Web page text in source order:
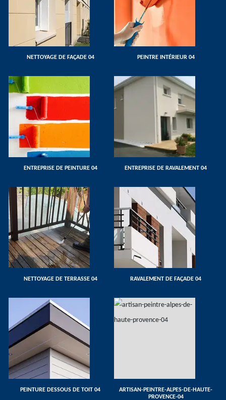
NETTOYAGE DE FAÇADE 04 PEINTRE INTÉRIEUR 04
ENTREPRISE DE PEINTURE 04 ENTREPRISE DE RAVALEMENT 04
NETTOYAGE DE TERRASSE 04 RAVALEMENT DE FAÇADE 04
PEINTURE DESSOUS DE TOIT 04
ARTISAN-PEINTRE-ALPES-DE-HAUTE-
PROVENCE-04